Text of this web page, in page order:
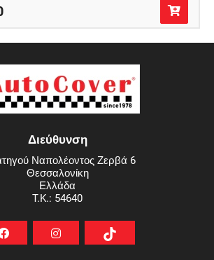
Διεύθυνση
Ναπολέοντος Ζερβά 6
Θεσσαλονίκη
Ελλάδα
T.K.: 54640